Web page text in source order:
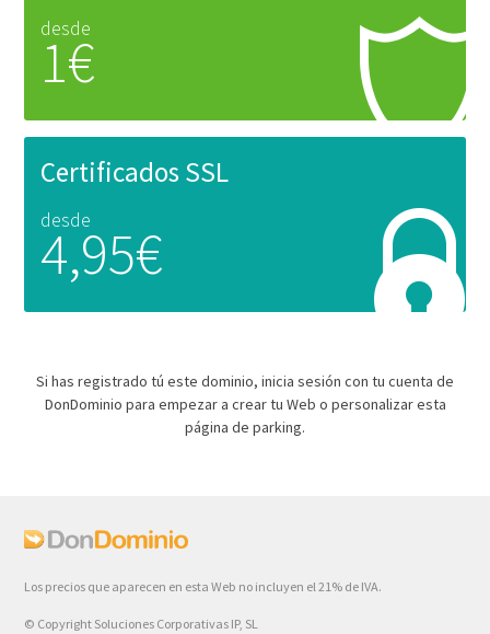
desde
1€
Certificados SSL
desde
4,95€
Si has registrado tú este dominio, inicia sesión con tu cuenta de
DonDominio para empezar a crear tu Web o personalizar esta
página de parking.
Los precios que aparecen en esta Web no incluyen el 21% de IVA.
© Copyright Soluciones Corporativas IP, SL